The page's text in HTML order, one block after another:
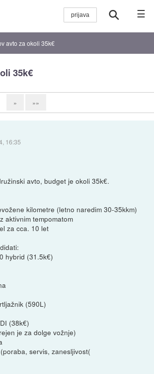
☰
avto za okoli 35k€
35k€
» »»
16:35
avto, budget je okoli 35k€.
kilometre (letno naredim 30-35kkm)
aktivnim tempomatom
za cca. 10 let
hybrid (31.5k€)
(590L)
(38k€)
je za dolge vožnje)
servis, zanesljivost(